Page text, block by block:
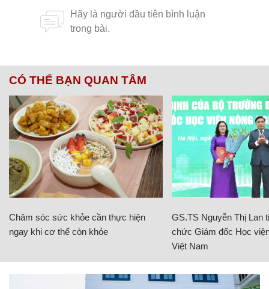
CÓ THỂ BẠN QUAN TÂM
Chăm sóc sức khỏe cần thực hiện
ngay khi cơ thể còn khỏe
GS.TS Nguyễn Thị Lan
chức Giám đốc Học
Việt Nam